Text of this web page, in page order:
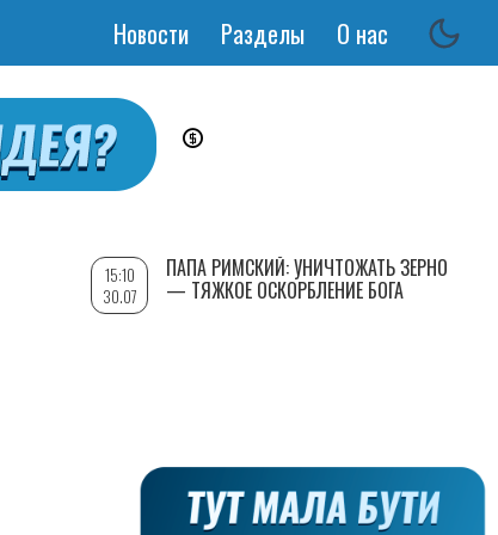
Основная
Новости Разделы О нас
15:10
30.07
ПАПА РИМСКИЙ: УНИЧТОЖАТЬ ЗЕРНО
— ТЯЖКОЕ ОСКОРБЛЕНИЕ БОГА